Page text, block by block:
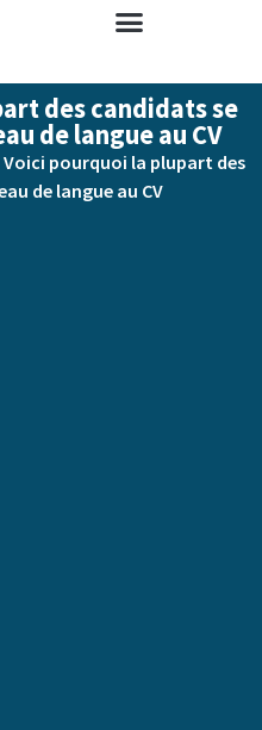
des candidats se
de langue au CV
Voici pourquoi la plupart des
de langue au CV